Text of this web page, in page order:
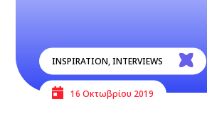
INSPIRATION,INTERVIEWS
16 Οκτωβρίου 2019